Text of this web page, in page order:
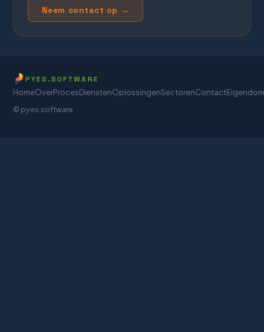
Neem contact op →
PYES.SOFTWARE
HomeOverProcesDienstenOplossingenSectorenContact
© pyes.software